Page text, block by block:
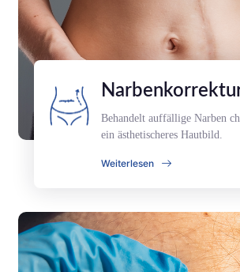
Behandelt auffällige Narben
ein ästhetischeres Hautbild.
Weiterlesen